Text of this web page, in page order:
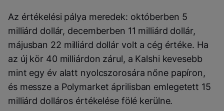
Az értékelési pálya meredek: októberben 5
milliárd dollár, decemberben 11 milliárd dollár,
májusban 22 milliárd dollár volt a cég értéke. Ha
az új kör 40 milliárdon zárul, a Kalshi kevesebb
mint egy év alatt nyolcszorosára nőne papíron,
és messze a Polymarket áprilisban emlegetett 15
milliárd dolláros értékelése fölé kerülne.